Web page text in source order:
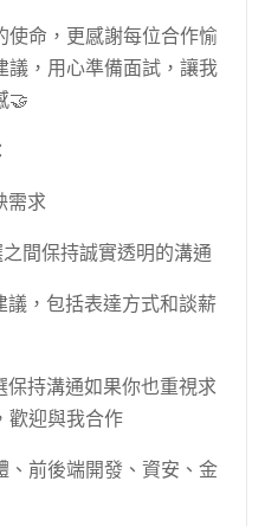
命，更感謝每位合作愉
議，用心準備面試，讓我
🤝
需求
間保持誠實透明的溝通
議，包括表達方式和談薪
保持溝通如果你也重視求
歡迎與我合作
、前後端開發、資安、金